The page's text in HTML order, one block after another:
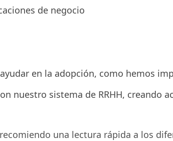
de negocio
en la adopción, como hemos
nuestro sistema de RRHH, creando
una lectura rápida a los